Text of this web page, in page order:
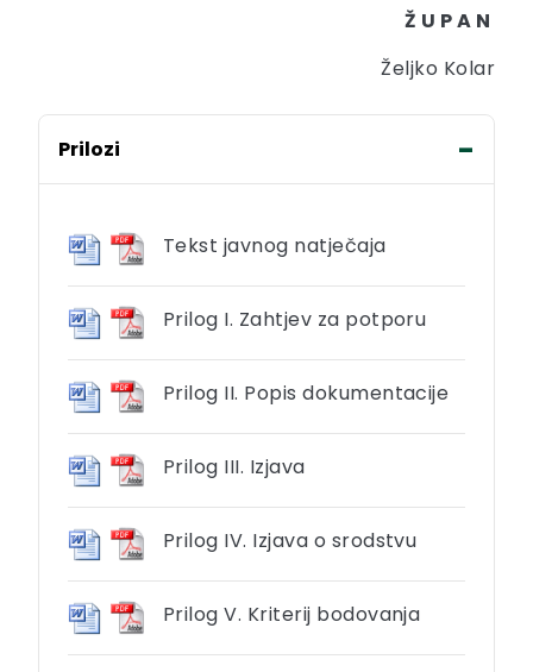
Ž U P A N
Željko Kolar
Prilozi
Tekst javnog natječaja
Prilog I. Zahtjev za potporu
Prilog II. Popis dokumentacije
Prilog III. Izjava
Prilog IV. Izjava o srodstvu
Prilog V. Kriterij bodovanja